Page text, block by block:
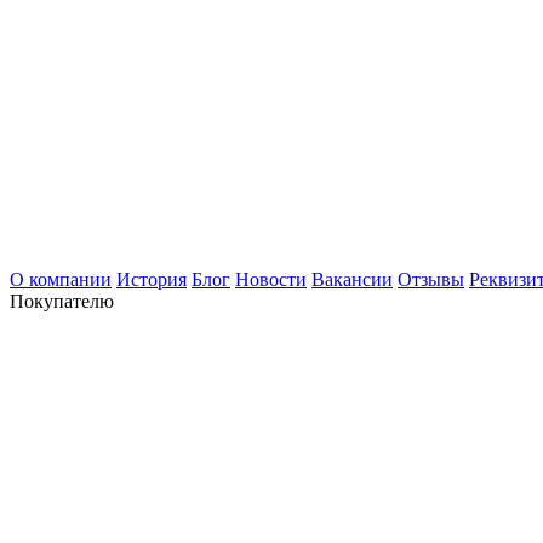
О компании История Блог Новости Вакансии Отзывы
Покупателю